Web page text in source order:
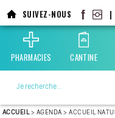
au
contenu
principal
SUIVEZ-NOUS |
PHARMACIES CANTINE
ACCUEIL> AGENDA >ACCUEIL